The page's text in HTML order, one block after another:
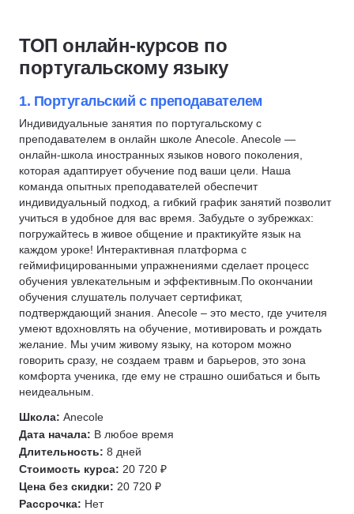
НЦРДО
Скидка 6%
A1
A2
B1
B2
C1
Лингвистика
Переводчик
ТОП онлайн-курсов по
португальскому языку
1. Португальский с преподавателем
Индивидуальные занятия по португальскому с
преподавателем в онлайн школе Anecole. Anecole —
онлайн-школа иностранных языков нового поколения,
которая адаптирует обучение под ваши цели. Наша
команда опытных преподавателей обеспечит
индивидуальный подход, а гибкий график занятий позволит
учиться в удобное для вас время. Забудьте о зубрежках:
погружайтесь в живое общение и практикуйте язык на
каждом уроке! Интерактивная платформа с
геймифицированными упражнениями сделает процесс
обучения увлекательным и эффективным.По окончании
обучения слушатель получает сертификат,
подтверждающий знания. Anecole – это место, где учителя
умеют вдохновлять на обучение, мотивировать и рождать
желание. Мы учим живому языку, на котором можно
говорить сразу, не создаем травм и барьеров, это зона
комфорта ученика, где ему не страшно ошибаться и быть
неидеальным.
Школа: Anecole
Дата начала: В любое время
Длительность: 8 дней
Стоимость курса: 20 720 ₽
Цена без скидки: 20 720 ₽
Рассрочка: Нет